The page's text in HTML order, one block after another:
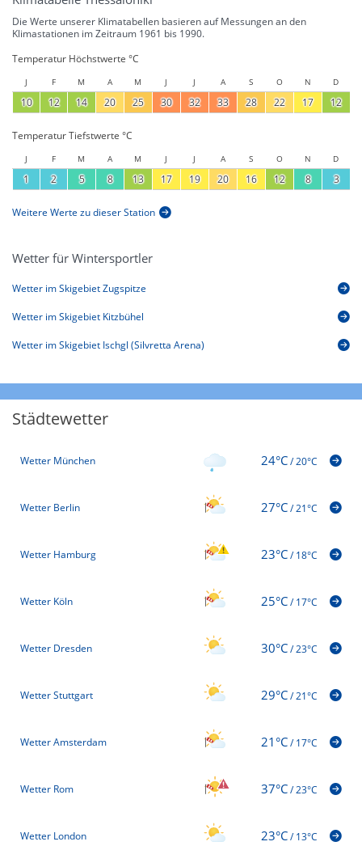
Die Werte unserer Klimatabellen basieren auf Messungen an den
Klimastationen im Zeitraum 1961 bis 1990.
Temperatur Höchstwerte °C
J F M A M J J A S O N D
10 12 14 20 25 30 32 33 28 22 17 12
Temperatur Tiefstwerte °C
J F M A M J J A S O N D
1 2 5 8 13 17 19 20 16 12 8 3
Weitere Werte zu dieser Station
Wetter für Wintersportler
Wetter im Skigebiet Zugspitze
Wetter im Skigebiet Kitzbühel
Wetter im Skigebiet Ischgl (Silvretta Arena)
Städtewetter
Wetter München 24°C/20°C
Wetter Berlin 27°C/21°C
Wetter Hamburg 23°C/18°C
Wetter Köln 25°C/17°C
Wetter Dresden 30°C/23°C
Wetter Stuttgart 29°C/21°C
Wetter Amsterdam 21°C/17°C
Wetter Rom 37°C/23°C
Wetter London 23°C/13°C